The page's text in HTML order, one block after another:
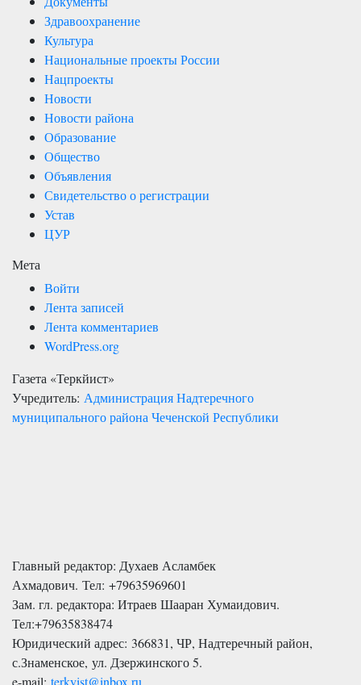
Здравоохранение
Культура
Национальные проекты России
Нацпроекты
Новости
Новости района
Образование
Общество
Объявления
Свидетельство о регистрации
Устав
ЦУР
Мета
Войти
Лента записей
Лента комментариев
WordPress.org
Газета «Теркйист»
Учредитель: Администрация Надтеречного
муниципального района Чеченской Республики
Главный редактор: Духаев Асламбек
Ахмадович. Тел: +79635969601
Зам. гл. редактора: Итраев Шааран Хумаидович.
Тел:+79635838474
Юридический адрес: 366831, ЧР, Надтеречный район,
с.Знаменское, ул. Дзержинского 5.
e-mail: terkyist@inbox.ru